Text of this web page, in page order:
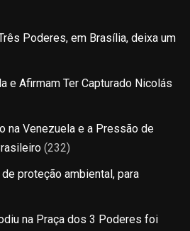
Poderes, em Brasília, deixa um
e Afirmam Ter Capturado Nicolás
na Venezuela e a Pressão de
(232)
proteção ambiental, para
na Praça dos 3 Poderes foi